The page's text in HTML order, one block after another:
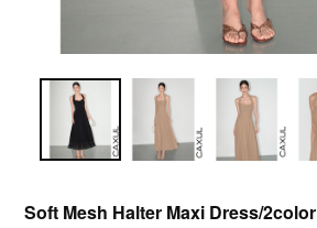
Soft Mesh Halter Maxi Dress/2color